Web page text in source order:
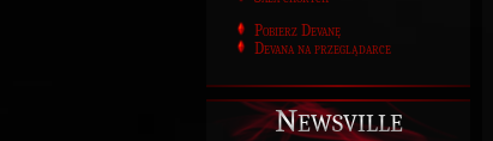
Pobierz Devanę
Devana na przeglądarce
Newsville